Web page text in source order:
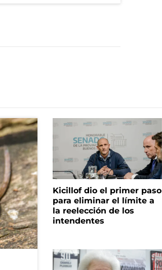
Kicillof dio el primer paso
para eliminar el límite a
la reelección de los
intendentes